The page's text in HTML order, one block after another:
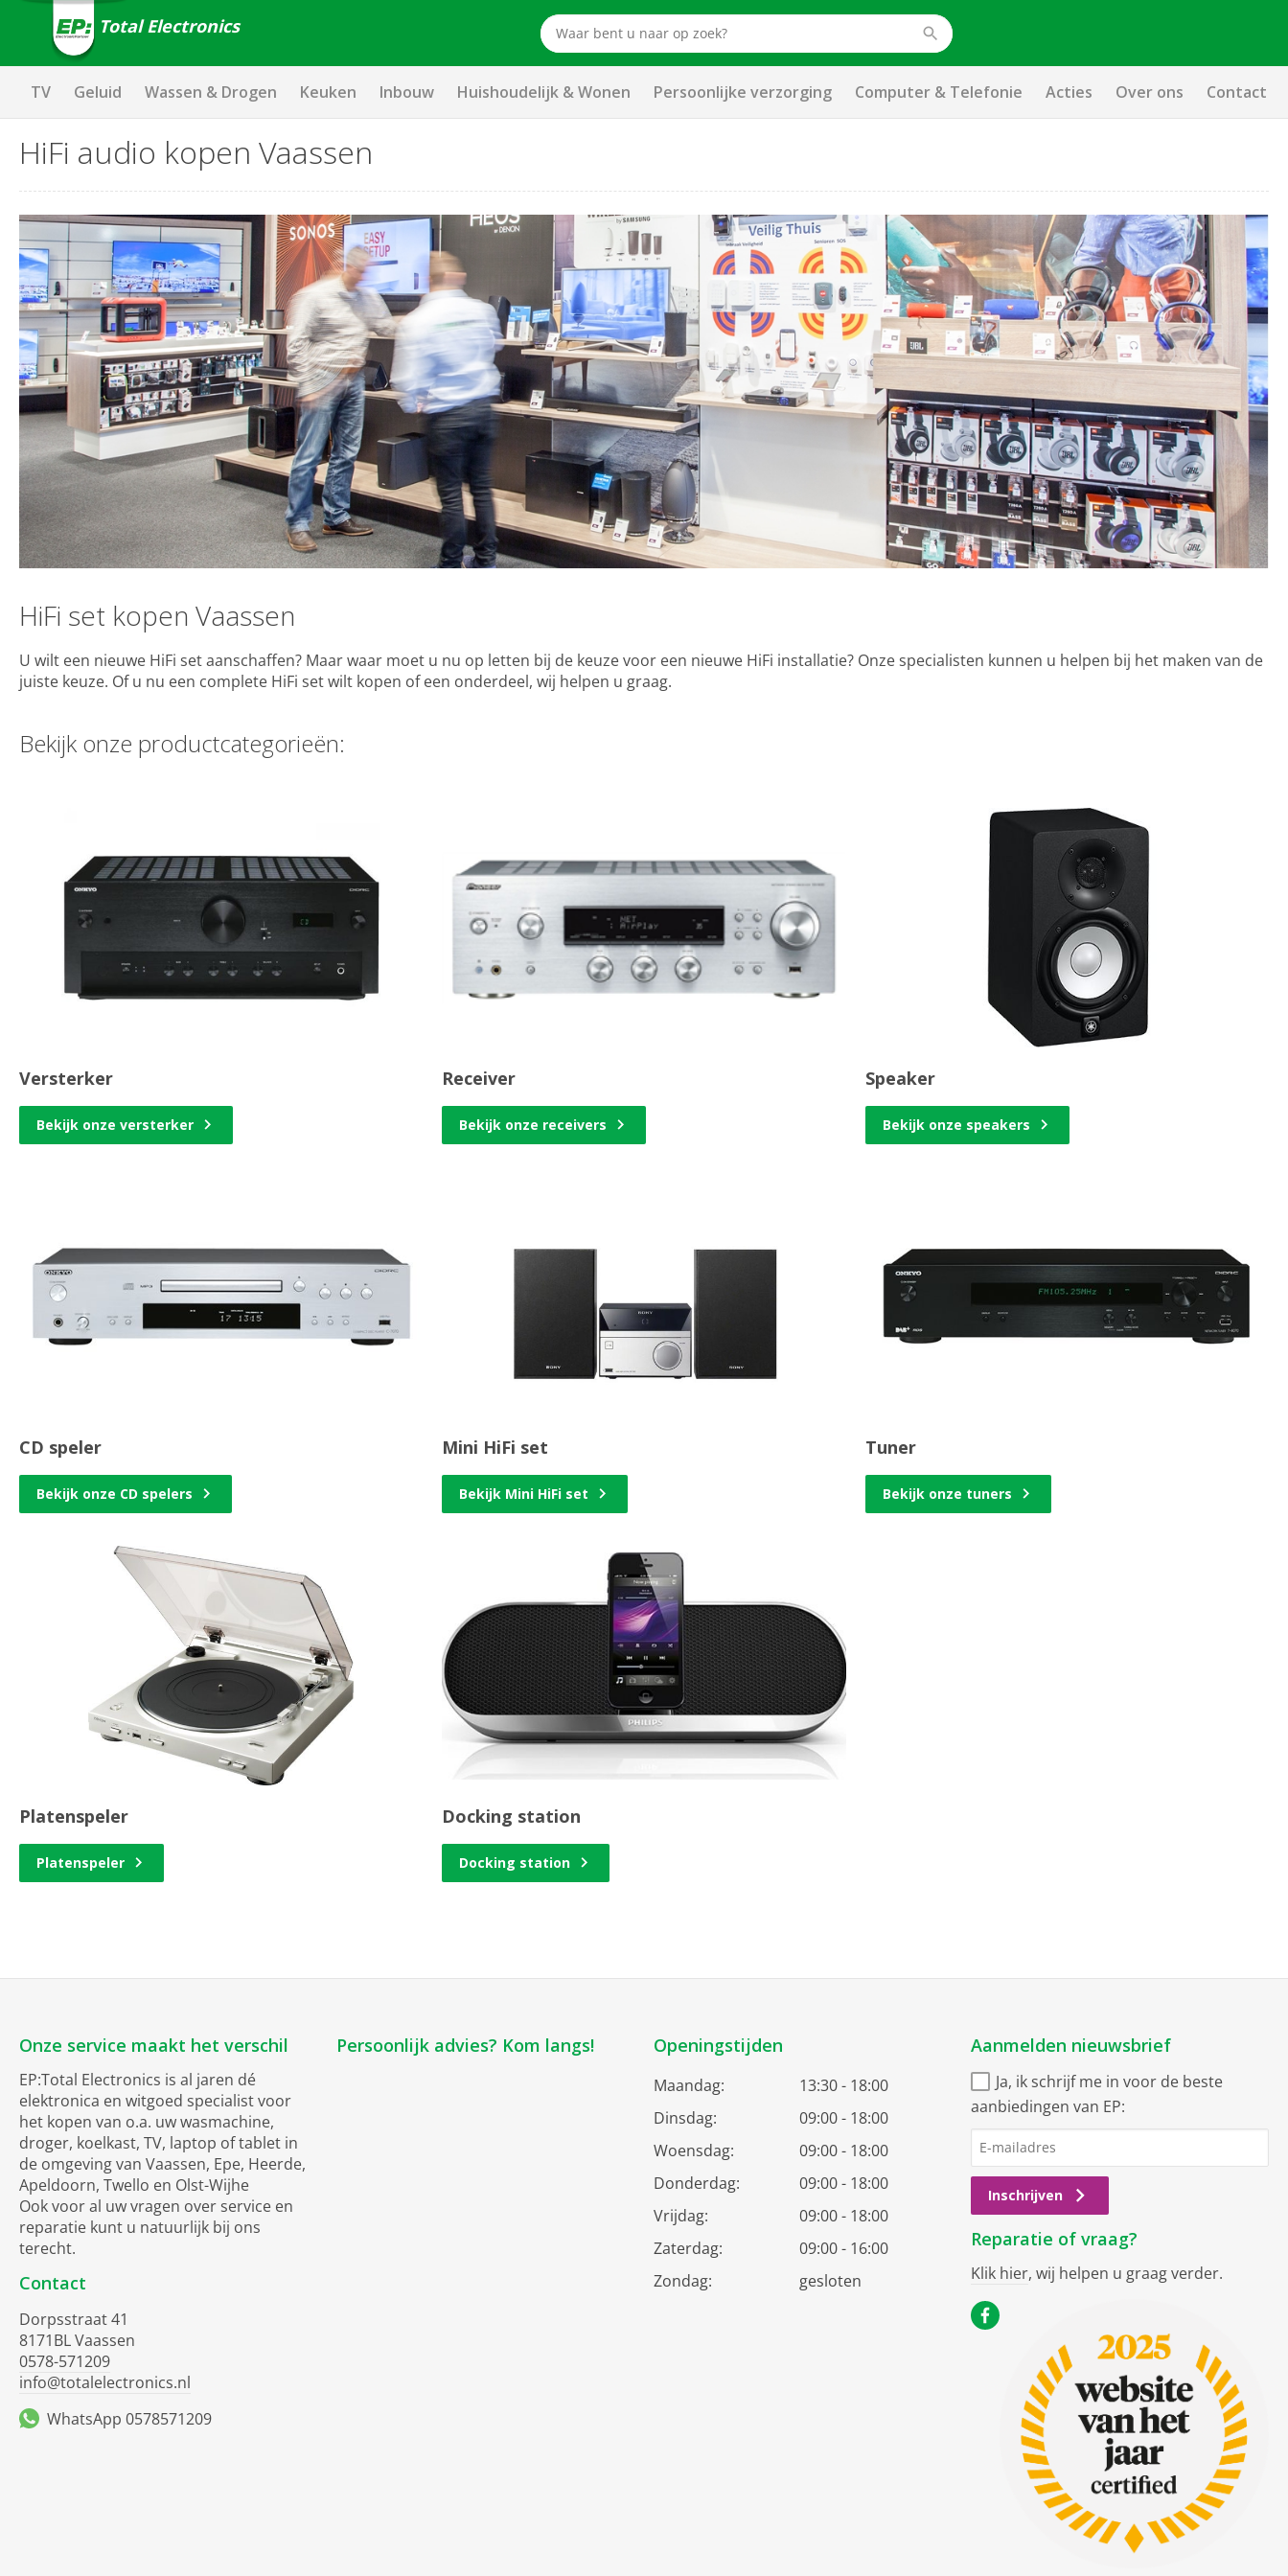
Total Electronics
TV Geluid Wassen & Drogen Keuken Inbouw Huishoudelijk & Wonen Persoonlijke verzorging Computer & Telefonie Acties Over ons Contact
HiFi audio kopen Vaassen
HiFi set kopen Vaassen
U wilt een nieuwe HiFi set aanschaffen? Maar waar moet u nu op letten bij de keuze voor een nieuwe HiFi installatie? Onze specialisten kunnen u helpen bij het maken van de
juiste keuze. Of u nu een complete HiFi set wilt kopen of een onderdeel, wij helpen u graag.
Bekijk onze productcategorieën:
Versterker
Bekijk onze versterker
Receiver
Bekijk onze receivers
Speaker
Bekijk onze speakers
CD speler
Bekijk onze CD spelers
Mini HiFi set
Bekijk Mini HiFi set
Tuner
Bekijk onze tuners
Platenspeler
Platenspeler
Docking station
Docking station
Onze service maakt het verschil
EP:Total Electronics is al jaren dé
elektronica en witgoed specialist voor
het kopen van o.a. uw wasmachine,
droger, koelkast, TV, laptop of tablet in
de omgeving van Vaassen, Epe, Heerde,
Apeldoorn, Twello en Olst-Wijhe
Ook voor al uw vragen over service en
reparatie kunt u natuurlijk bij ons
terecht.
Contact
Dorpsstraat 41
8171BL Vaassen
0578-571209
info@totalelectronics.nl
WhatsApp 0578571209
Persoonlijk advies? Kom langs! Openingstijden
Maandag:
13:30 - 18:00
Dinsdag:
09:00 - 18:00
Woensdag:
09:00 - 18:00
Donderdag:
09:00 - 18:00
Vrijdag:
09:00 - 18:00
Zaterdag:
09:00 - 16:00
Zondag:
gesloten
Aanmelden nieuwsbrief
Ja, ik schrijf me in voor de beste
aanbiedingen van EP:
Inschrijven
Reparatie of vraag?
Klik hier, wij helpen u graag verder.